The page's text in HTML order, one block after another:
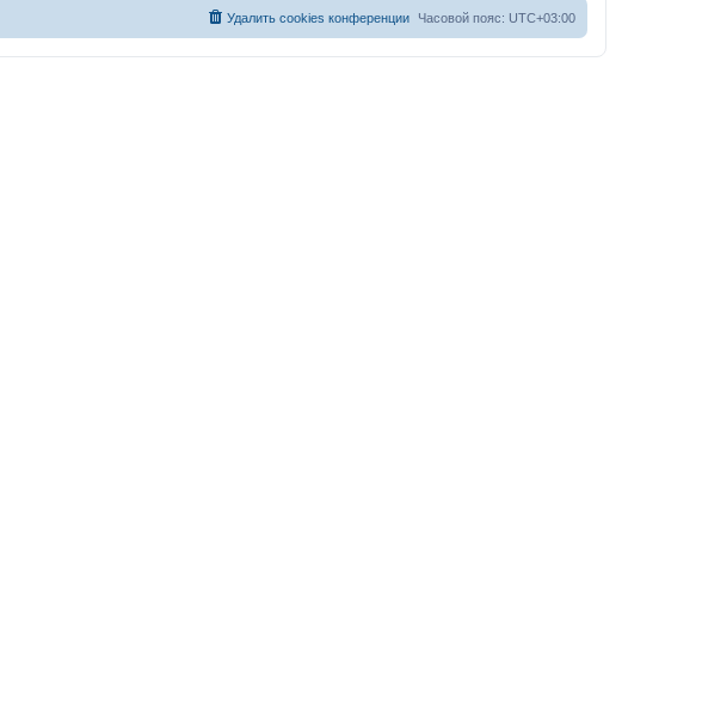
Часовой пояс: UTC+03:00
Удалить cookies конференции